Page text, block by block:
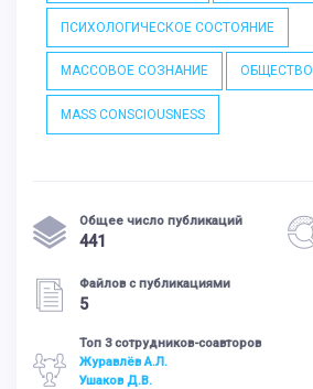
ПСИХОЛОГИЧЕСКОЕ СОСТОЯНИЕ
МАССОВОЕ СОЗНАНИЕ ОБЩЕСТВО
MASS CONSCIOUSNESS
Общее число публикаций
441
Файлов с публикациями
5
Топ 3 сотрудников-соавторов
Журавлёв А.Л.
Ушаков Д.В.